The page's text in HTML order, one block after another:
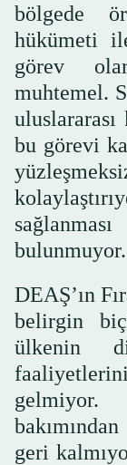
bölgede
hükümeti
görev
muhtemel.
bu görevi
bulunmuyor.
DEAŞ’ın
belirgin
ülkenin
geri